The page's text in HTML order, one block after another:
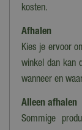
kosten.
Afhalen
Kies je ervoor
winkel dan kan
wanneer en
Alleen afhalen
Sommige